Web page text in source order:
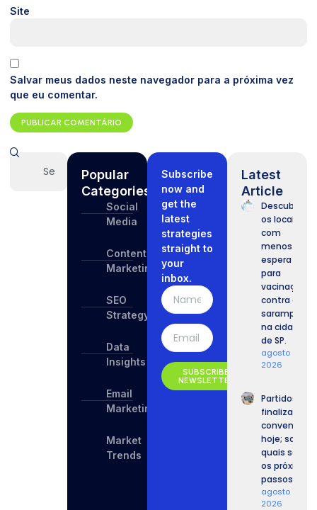
Site
Salvar meus dados neste navegador para a próxima vez
que eu comentar.
Popular
Categories
Social
Media
Content
Marketing
SEO
Strategy
Data
Insights
Email
Marketing
Market
Trends
Subscribe
now and
get the
latest
strategies
straight to
your
inbox.
SUBSCRIBE
NEWSLETTER
Latest
Article
Descubra
os locais
com
menos
espera
para
vacinação
contra o
sarampo
na cidade
de SP.
agosto 8,
2026
Partidos
finalizam
convenções
hoje; saiba
quais serão
os próximos
passos.
agosto 7,
2026